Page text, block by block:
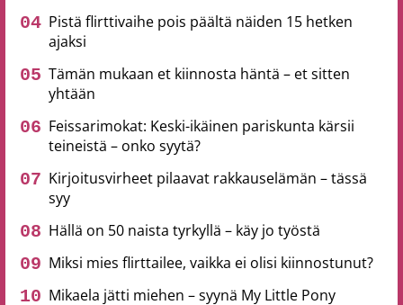
Pistä flirttivaihe pois päältä näiden 15 hetken
ajaksi
Tämän mukaan et kiinnosta häntä – et sitten
yhtään
Feissarimokat: Keski-ikäinen pariskunta kärsii
teineistä – onko syytä?
Kirjoitusvirheet pilaavat rakkauselämän – tässä
syy
Hällä on 50 naista tyrkyllä – käy jo työstä
Miksi mies flirttailee, vaikka ei olisi kiinnostunut?
Mikaela jätti miehen – syynä My Little Pony